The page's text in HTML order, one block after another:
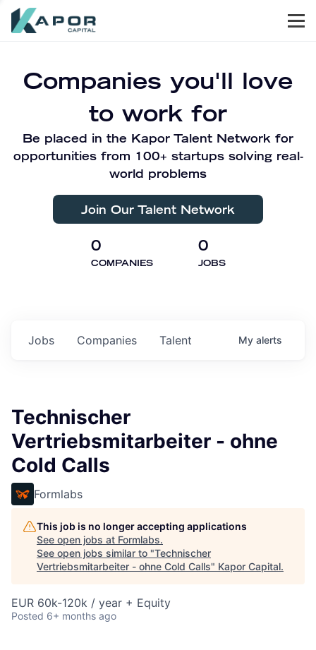
Companies you'll love
to work for
Be placed in the Kapor Talent Network for
opportunities from 100+ startups solving real-
world problems
Join Our Talent Network
0
COMPANIES
0
JOBS
Jobs Companies Talent My alerts
Technischer
Vertriebsmitarbeiter - ohne
Cold Calls
Formlabs
This job is no longer accepting applications
See open jobs at Formlabs.
See open jobs similar to "Technischer
Vertriebsmitarbeiter - ohne Cold Calls" Kapor Capital.
EUR 60k-120k / year + Equity
Posted 6+ months ago